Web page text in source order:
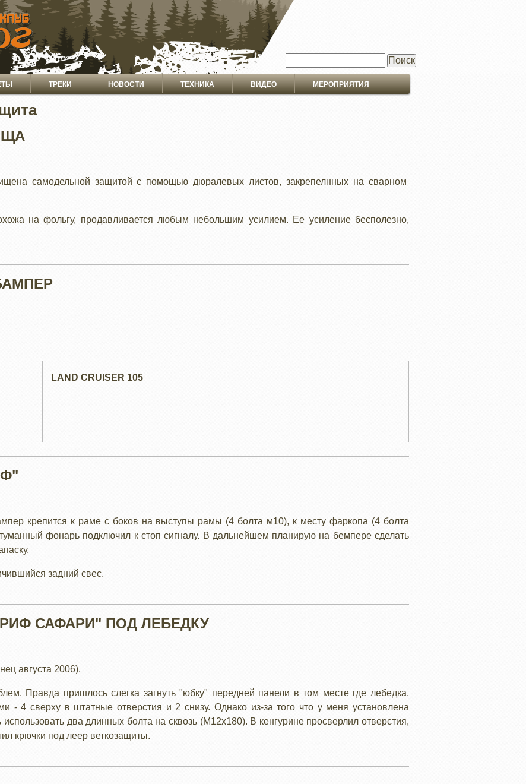
ТРЕКИ НОВОСТИ ТЕХНИКА ВИДЕО МЕРОПРИЯТИЯ
самодельной защитой с помощью дюралевых листов, закрепелнных на сварном
на фольгу, продавливается любым небольшим усилием. Ее усиление бесполезно,
LAND CRUISER 105
крепится к раме с боков на выступы рамы (4 болта м10), к месту фаркопа (4 болта
фонарь подключил к стоп сигналу. В дальнейшем планирую на бемпере сделать
задний свес.
САФАРИ" ПОД ЛЕБЕДКУ
августа 2006).
Правда пришлось слегка загнуть "юбку" передней панели в том месте где лебедка.
- 4 сверху в штатные отверстия и 2 снизу. Однако из-за того что у меня установлена
два длинных болта на сквозь (М12х180). В кенгурине просверлил отверстия,
крючки под леер веткозащиты.